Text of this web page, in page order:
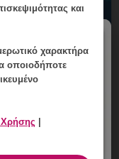
και
χαρακτήρα
οποιοδήποτε